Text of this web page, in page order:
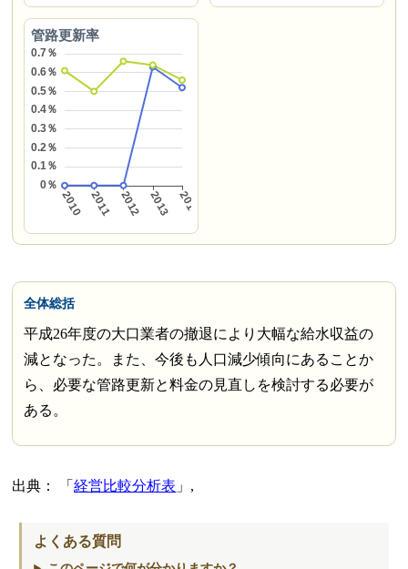
管路更新率
全体総括
平成26年度の大口業者の撤退により大幅な給水収益の
減となった。また、今後も人口減少傾向にあることか
ら、必要な管路更新と料金の見直しを検討する必要が
ある。
出典： 経営比較分析表 ,
よくある質問